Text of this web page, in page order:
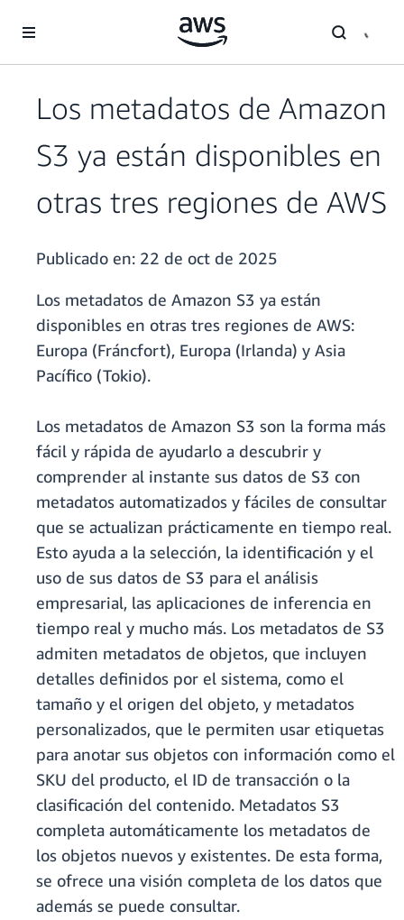
Los metadatos de Amazon
S3 ya están disponibles en
otras tres regiones de AWS
Publicado en: 22 de oct de 2025
Los metadatos de Amazon S3 ya están
disponibles en otras tres regiones de AWS:
Europa (Fráncfort), Europa (Irlanda) y Asia
Pacífico (Tokio).
Los metadatos de Amazon S3 son la forma más
fácil y rápida de ayudarlo a descubrir y
comprender al instante sus datos de S3 con
metadatos automatizados y fáciles de consultar
que se actualizan prácticamente en tiempo real.
Esto ayuda a la selección, la identificación y el
uso de sus datos de S3 para el análisis
empresarial, las aplicaciones de inferencia en
tiempo real y mucho más. Los metadatos de S3
admiten metadatos de objetos, que incluyen
detalles definidos por el sistema, como el
tamaño y el origen del objeto, y metadatos
personalizados, que le permiten usar etiquetas
para anotar sus objetos con información como el
SKU del producto, el ID de transacción o la
clasificación del contenido. Metadatos S3
completa automáticamente los metadatos de
los objetos nuevos y existentes. De esta forma,
se ofrece una visión completa de los datos que
además se puede consultar.